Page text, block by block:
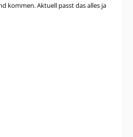
kommen. Aktuell passt das alles ja